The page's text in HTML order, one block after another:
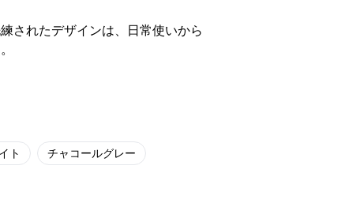
されたデザインは、日常使いから
ト チャコールグレー